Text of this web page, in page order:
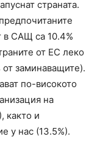
страната.
в САЩ са 10.4%
от ЕС леко
заминаващите).
по-високото
на
както и
у нас (13.5%).